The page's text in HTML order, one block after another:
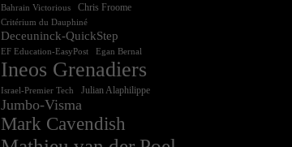
Bahrain Victorious Chris Froome
Critérium du Dauphiné
Deceuninck-QuickStep
EF Education-EasyPost Egan Bernal
Ineos Grenadiers
Israel-Premier Tech Julian Alaphilippe
Jumbo-Visma
Mark Cavendish